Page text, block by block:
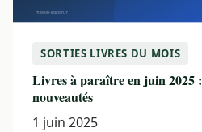
SORTIES LIVRES DU MOIS
Livres à paraître en juin 2025
nouveautés
1 juin 2025